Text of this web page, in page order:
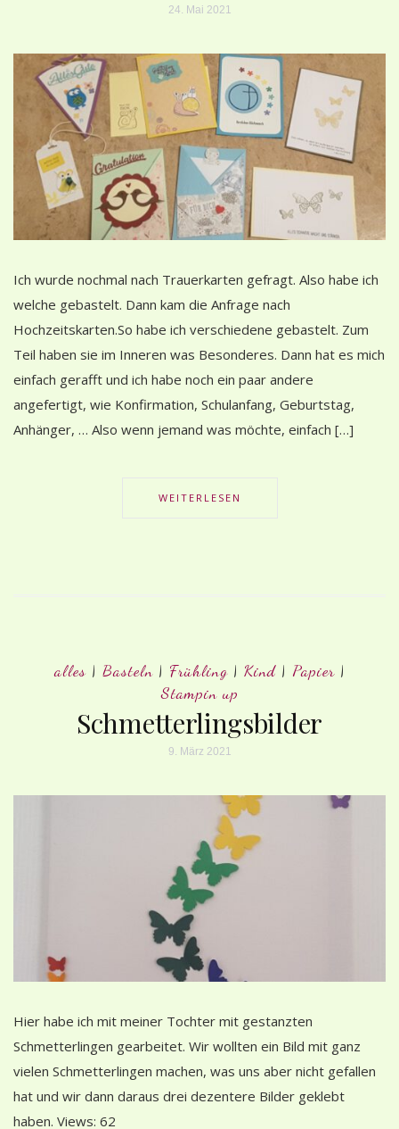
24. Mai 2021
Ich wurde nochmal nach Trauerkarten gefragt. Also habe ich
welche gebastelt. Dann kam die Anfrage nach
Hochzeitskarten.So habe ich verschiedene gebastelt. Zum
Teil haben sie im Inneren was Besonderes. Dann hat es mich
einfach gerafft und ich habe noch ein paar andere
angefertigt, wie Konfirmation, Schulanfang, Geburtstag,
Anhänger, … Also wenn jemand was möchte, einfach […]
WEITERLESEN
alles| Basteln| Frühling| Kind| Papier|
Stampin up
Schmetterlingsbilder
9. März 2021
Hier habe ich mit meiner Tochter mit gestanzten
Schmetterlingen gearbeitet. Wir wollten ein Bild mit ganz
vielen Schmetterlingen machen, was uns aber nicht gefallen
hat und wir dann daraus drei dezentere Bilder geklebt
haben. Views: 62